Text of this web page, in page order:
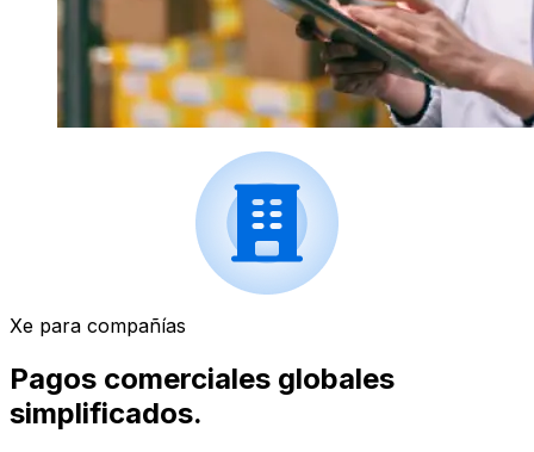
Xe para compañías
Pagos comerciales globales
simplificados.